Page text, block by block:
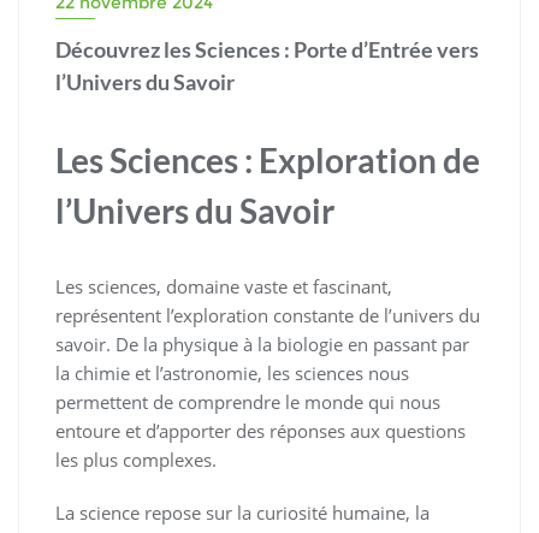
Découvrez les Sciences : Porte d’Entrée vers
l’Univers du Savoir
Les Sciences : Exploration de
l’Univers du Savoir
Les sciences, domaine vaste et fascinant,
représentent l’exploration constante de l’univers du
savoir. De la physique à la biologie en passant par
la chimie et l’astronomie, les sciences nous
permettent de comprendre le monde qui nous
entoure et d’apporter des réponses aux questions
les plus complexes.
La science repose sur la curiosité humaine, la